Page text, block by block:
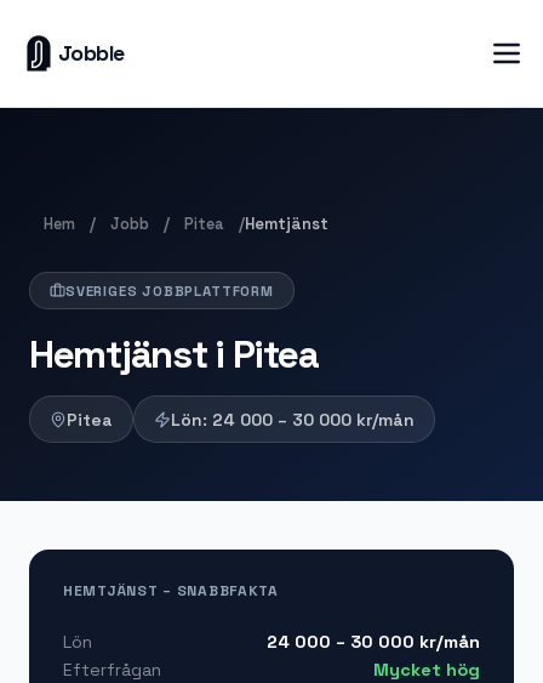
Jobble
Hem / Jobb / Pitea /Hemtjänst
SVERIGES JOBBPLATTFORM
Hemtjänst i Pitea
Pitea Lön: 24 000 – 30 000 kr/mån
HEMTJÄNST – SNABBFAKTA
Lön 24 000 – 30 000 kr/mån
Efterfrågan
Mycket hög